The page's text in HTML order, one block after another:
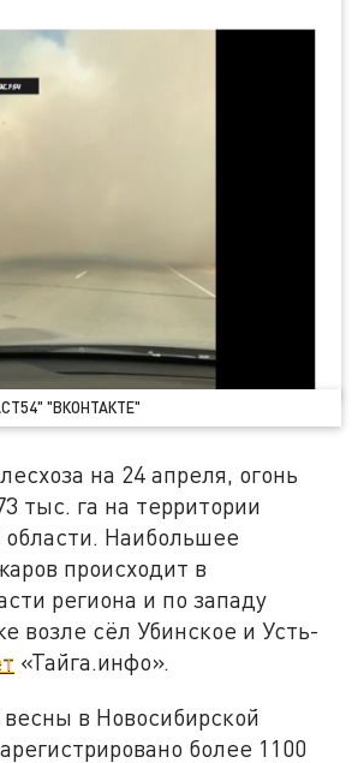
"ВКОНТАКТЕ"
на 24 апреля, огонь
тыс. га на территории
области. Наибольшее
происходит в
региона и по западу
возле сёл Убинское и Усть-
«Тайга.инфо».
в Новосибирской
более 1100